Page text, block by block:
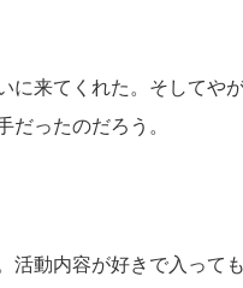
に来てくれた。そしてや
ったのだろう。
動内容が好きで入って